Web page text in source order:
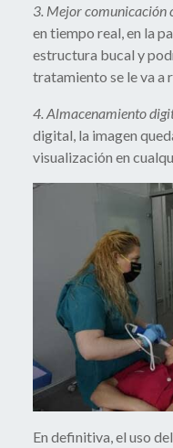
3. Mejor comunicación
en tiempo real, en la
estructura bucal y
tratamiento se le va a
4. Almacenamiento
digital, la imagen
visualización en
En definitiva, el uso